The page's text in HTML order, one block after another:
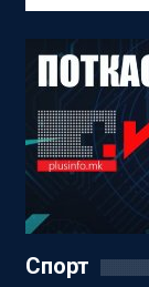
Спорт